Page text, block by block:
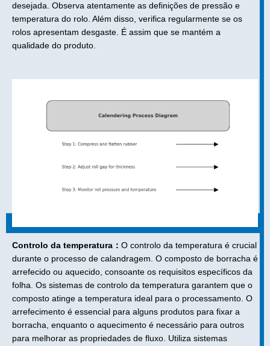
desejada. Observa atentamente as definições de pressão e
temperatura do rolo. Além disso, verifica regularmente se os
rolos apresentam desgaste. É assim que se mantém a
qualidade do produto.
Controlo da temperatura： O controlo da temperatura é crucial
durante o processo de calandragem. O composto de borracha é
arrefecido ou aquecido, consoante os requisitos específicos da
folha. Os sistemas de controlo da temperatura garantem que o
composto atinge a temperatura ideal para o processamento. O
arrefecimento é essencial para alguns produtos para fixar a
borracha, enquanto o aquecimento é necessário para outros
para melhorar as propriedades de fluxo. Utiliza sistemas